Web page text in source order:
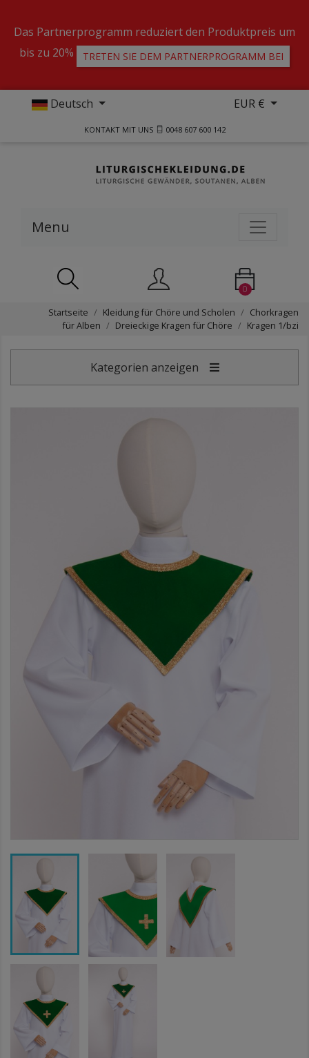
Das Partnerprogramm reduziert den Produktpreis um
bis zu 20%
TRETEN SIE DEM PARTNERPROGRAMM BEI
Deutsch EUR €
KONTAKT MIT UNS 0048 607 600 142
Menu
0
Startseite Kleidung für Chöre und Scholen
Chorkragen
für Alben
Dreieckige Kragen für Chöre Kragen 1/bzi
Kategorien anzeigen